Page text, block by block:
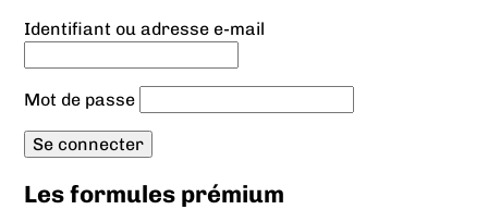
Identifiant ou adresse e-mail
Mot de passe
Les formules prémium